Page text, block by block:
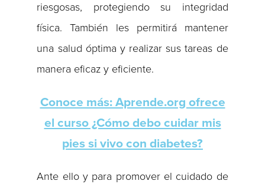
riesgosas, protegiendo su integridad
física. También les permitirá mantener
una salud óptima y realizar sus tareas de
manera eficaz y eficiente.
Conoce más: Aprende.org ofrece
el curso ¿Cómo debo cuidar mis
pies si vivo con diabetes?
Ante ello y para promover el cuidado de